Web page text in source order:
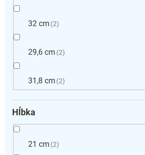
32 cm 2
29,6 cm 2
31,8 cm 2
Hĺbka
21 cm 2